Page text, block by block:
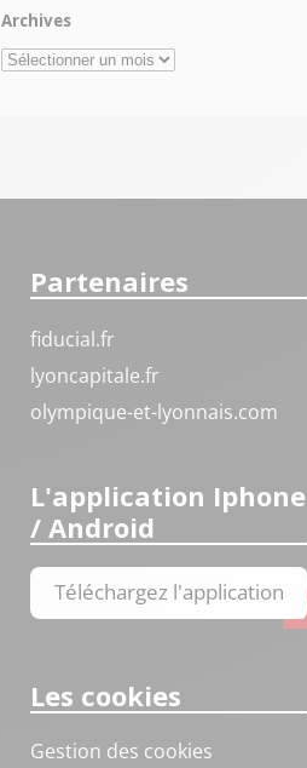
Archives
Archives
Partenaires
fiducial.fr
lyoncapitale.fr
olympique-et-lyonnais.com
L'application Iphone
/ Android
Téléchargez l'application
Les cookies
Gestion des cookies